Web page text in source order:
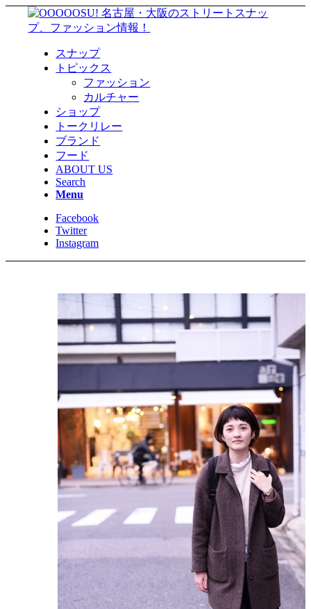
スナップ
トピックス
ファッション
カルチャー
ショップ
トークリレー
ブランド
フード
ABOUT US
Search
Menu
Facebook
Twitter
Instagram